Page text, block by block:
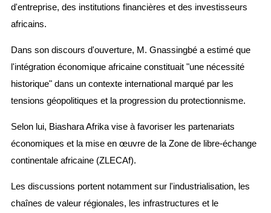
d'entreprise, des institutions financières et des investisseurs
africains.
Dans son discours d'ouverture, M. Gnassingbé a estimé que
l'intégration économique africaine constituait "une nécessité
historique" dans un contexte international marqué par les
tensions géopolitiques et la progression du protectionnisme.
Selon lui, Biashara Afrika vise à favoriser les partenariats
économiques et la mise en œuvre de la Zone de libre-échange
continentale africaine (ZLECAf).
Les discussions portent notamment sur l'industrialisation, les
chaînes de valeur régionales, les infrastructures et le